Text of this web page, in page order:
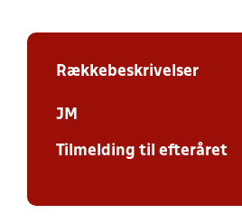
Rækkebeskrivelser
JM
Tilmelding til efteråret